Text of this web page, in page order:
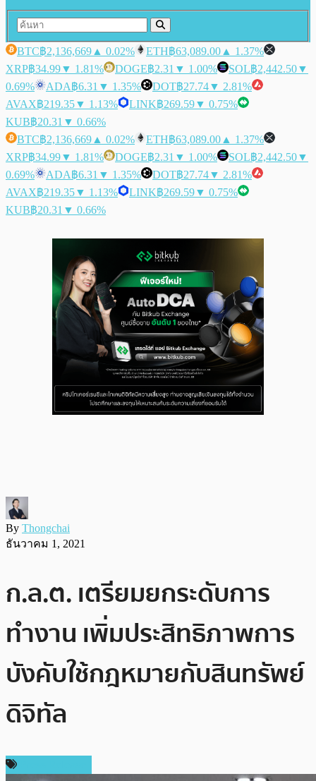
BTC฿2,136,669 ▲ 0.02% ETH฿63,089.00 ▲ 1.37%
XRP฿34.99▼ 1.81% DOGE฿2.31 ▼ 1.00% SOL฿2,442.50▼
0.69%
ADA฿6.31 ▼ 1.35% DOT฿27.74▼ 2.81%
AVAX฿219.35▼ 1.13% LINK฿269.59▼ 0.75%
KUB฿20.31 ▼ 0.66%
BTC฿2,136,669 ▲ 0.02% ETH฿63,089.00 ▲ 1.37%
XRP฿34.99▼ 1.81% DOGE฿2.31 ▼ 1.00% SOL฿2,442.50▼
0.69%
ADA฿6.31 ▼ 1.35% DOT฿27.74▼ 2.81%
AVAX฿219.35▼ 1.13% LINK฿269.59▼ 0.75%
KUB฿20.31 ▼ 0.66%
By Thongchai
ธันวาคม 1, 2021
ก.ล.ต. เตรียมยกระดับการ
ทำงาน เพิ่มประสิทธิภาพการ
บังคับใช้กฎหมายกับสินทรัพย์
ดิจิทัล